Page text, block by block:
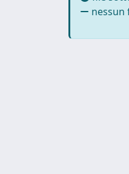
nessun